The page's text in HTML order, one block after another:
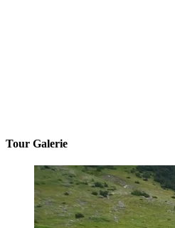
Tour Galerie